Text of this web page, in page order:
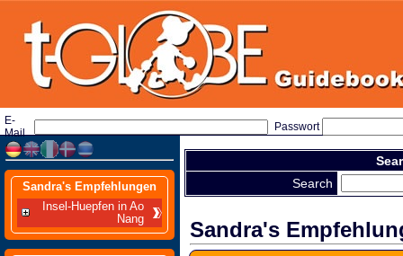
E-
Mail
Passwort
Sandra's Empfehlungen
Insel-Huepfen in Ao
Nang
Search
Sandra's